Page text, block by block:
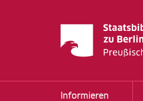
Informieren